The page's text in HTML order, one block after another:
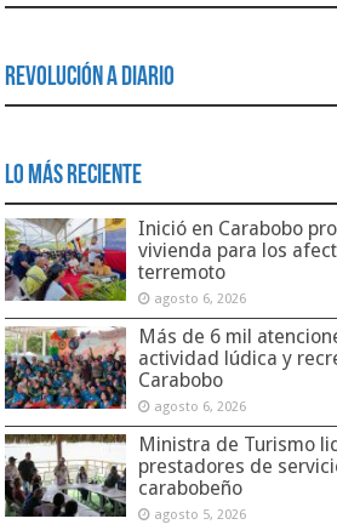
Revolución a Diario
Lo Más Reciente
Inició en Carabobo
vivienda para los
terremoto
agosto 6, 2026
Más de 6 mil
actividad lúdica y
Carabobo
agosto 6, 2026
Ministra de Turismo
prestadores de
carabobeño
agosto 5, 2026